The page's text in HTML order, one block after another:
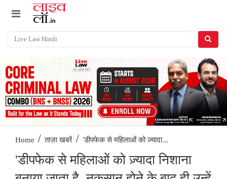
Home / ताज़ा खबरें / 'डीपफेक से महिलाओं को ज़्यादा...
'डीपफेक से महिलाओं को ज़्यादा निशाना